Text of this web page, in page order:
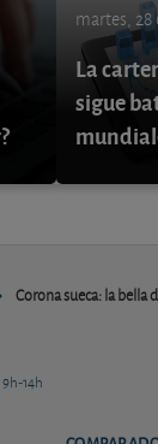
martes,
La
sigue
Corona sueca: la bella
14h